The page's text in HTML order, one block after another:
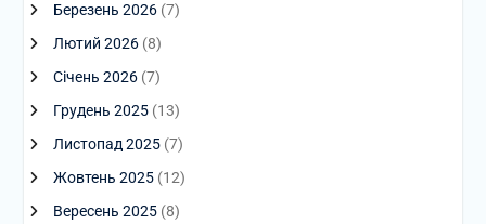
Березень 2026(7)
Лютий 2026(8)
Січень 2026(7)
Грудень 2025(13)
Листопад 2025(7)
Жовтень 2025(12)
Вересень 2025(8)